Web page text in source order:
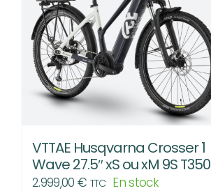
VTTAE Husqvarna Crosser 1
Wave 27.5″ xS ou xM 9S T350
2.999,00 € TTC En stock